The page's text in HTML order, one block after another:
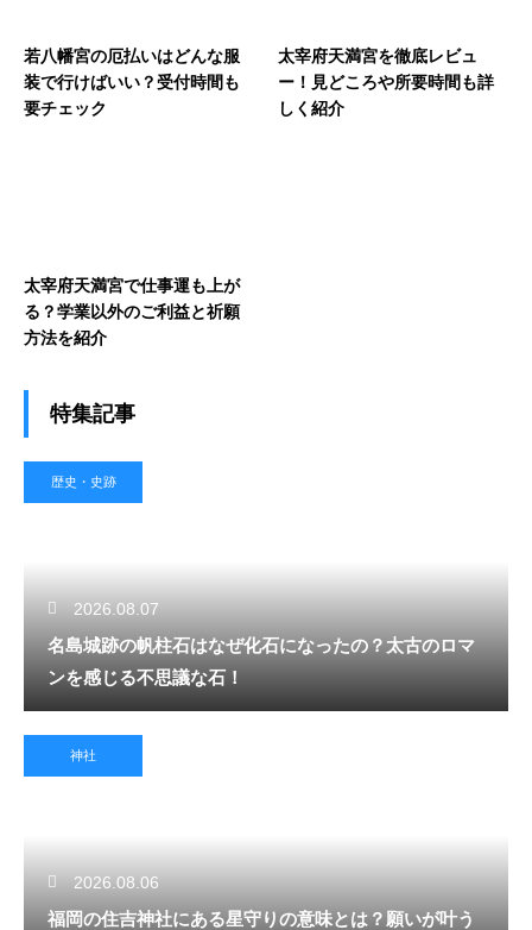
若八幡宮の厄払いはどんな服
装で行けばいい？受付時間も
要チェック
太宰府天満宮を徹底レビュ
ー！見どころや所要時間も詳
しく紹介
太宰府天満宮で仕事運も上が
る？学業以外のご利益と祈願
方法を紹介
特集記事
歴史・史跡
2026.08.07
名島城跡の帆柱石はなぜ化石になったの？太古のロマ
ンを感じる不思議な石！
神社
2026.08.06
福岡の住吉神社にある星守りの意味とは？願いが叶う